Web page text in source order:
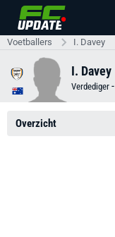
Voetballers I. Davey
I. Davey
Verdediger -
Overzicht